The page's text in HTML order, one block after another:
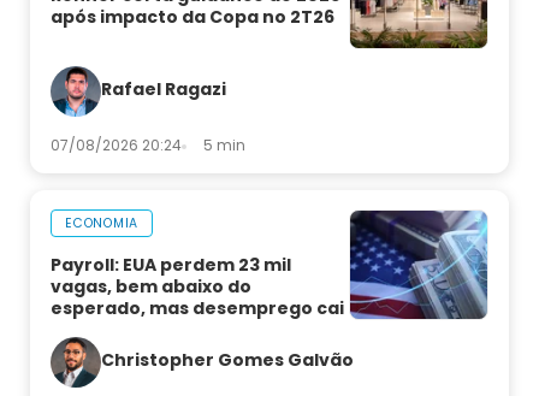
após impacto da Copa no 2T26
Rafael Ragazi
07/08/2026 20:24 5 min
ECONOMIA
Payroll: EUA perdem 23 mil
vagas, bem abaixo do
esperado, mas desemprego cai
Christopher Gomes Galvão